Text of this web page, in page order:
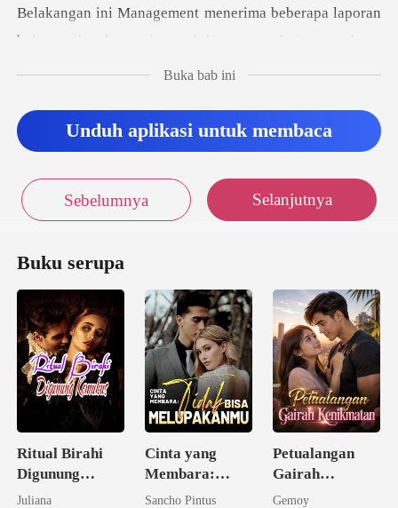
yang bekerjasama dengan pihak lain atau pihak luar ata
Buka bab ini
Unduh aplikasi untuk membaca
Sebelumnya Selanjutnya
Buku serupa
Ritual Birahi
Digunung
Keramat
Juliana
Cinta yang
Membara:
Tidak Bisa
Sancho Pintus
Petualangan
Gairah
Kenikmatan
Gemoy